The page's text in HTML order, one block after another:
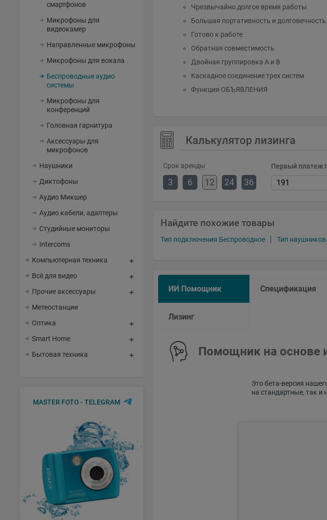
смартфонов
Микрофоны для
видеокамер
Направленные микрофоны
Микрофоны для вокала
Беспроводные аудио
системы
Микрофоны для
конференций
Головная гарнитура
Аксессуары для
микрофонов
Наушники
Диктофоны
Аудио Микшер
Аудио кабели, адаптеры
Студийные мониторы
Intercoms
Компьютерная техника
Всё для видео
Прочие аксессуары
Метеостанции
Оптика
Smart Home
Бытовая техника
MASTER FOTO - TELEGRAM
Чрезвычайно долгое время работы
Большая портативность и долговечность.
Готово к работе
Обратная совместимость
Двойная группировка A и B
Каскадное соединение трех систем
Функция ОБЪЯВЛЕНИЯ
Калькулятор лизинга
Срок аренды
3 6 12 24 36
Первый платеж
Найдите похожие товары
Тип подключения Беспроводное Тип
ИИ Помощник Спецификация
Лизинг
Помощник на основе
Это бета-версия
на стандартные, так и